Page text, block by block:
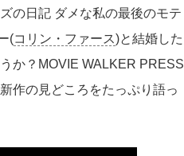
の日記 ダメな私の最後のモテ
(コリン・ファース)と結婚した
か？MOVIE WALKER PRESS
作の見どころをたっぷり語っ